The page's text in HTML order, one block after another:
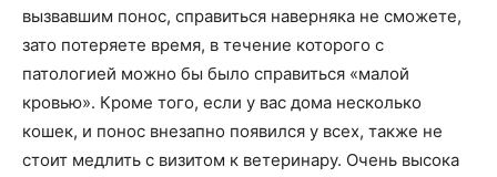
вызвавшим понос, справиться наверняка не сможете,
зато потеряете время, в течение которого с
патологией можно бы было справиться «малой
кровью». Кроме того, если у вас дома несколько
кошек, и понос внезапно появился у всех, также не
стоит медлить с визитом к ветеринару. Очень высока